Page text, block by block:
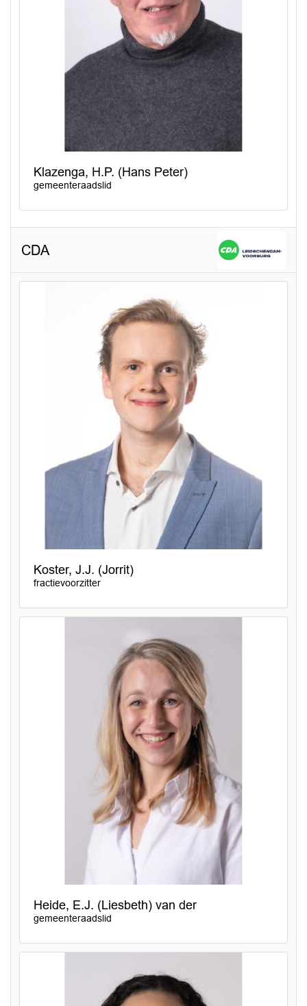
Klazenga, H.P. (Hans Peter)
gemeenteraadslid
CDA
Koster, J.J. (Jorrit)
fractievoorzitter
Heide, E.J. (Liesbeth) van der
gemeenteraadslid